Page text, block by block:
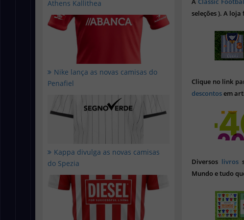
Athens Kallithea
Nike lança as novas camisas do
Penafiel
Kappa divulga as novas camisas
do Spezia
seleções ). A
Clique no link
descontosem
Diversos livros
Mundo e tudo